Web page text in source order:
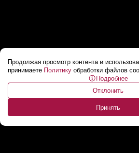
Продолжая просмотр контента и
принимаете Политику обработки файлов
Подробнее
Отклонить
Принять
«Спасибо, Александр
Белорусы, благодарите Бога,